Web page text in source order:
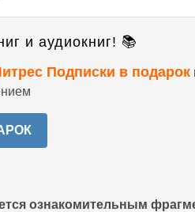
и аудиокниг! 📚
Подписки в подарок
ознакомительным